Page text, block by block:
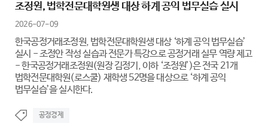
조정원, 법학전문대학원생 대상 하계 공익 법무실습 실시
2026-07-09
한국공정거래조정원, 법학전문대학원생 대상 ‘하계 공익 법무실습’
실시 - 조정안 작성 실습과 전문가 특강으로 공정거래 실무 역량 제고
- 한국공정거래조정원(원장 김정기, 이하 ‘조정원’)은 전국 21개
법학전문대학원(로스쿨) 재학생 52명을 대상으로 ‘하계 공익
법무실습’을 실시한다.
공정경제